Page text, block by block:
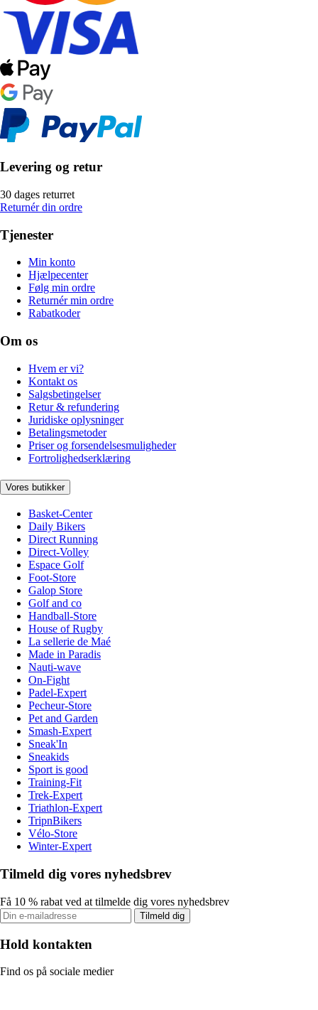
Levering og retur
30 dages returret
Returnér din ordre
Tjenester
Min konto
Hjælpecenter
Følg min ordre
Returnér min ordre
Rabatkoder
Om os
Hvem er vi?
Kontakt os
Salgsbetingelser
Retur & refundering
Juridiske oplysninger
Betalingsmetoder
Priser og forsendelsesmuligheder
Fortrolighedserklæring
Vores butikker
Basket-Center
Daily Bikers
Direct Running
Direct-Volley
Espace Golf
Foot-Store
Galop Store
Golf and co
Handball-Store
House of Rugby
La sellerie de Maé
Made in Paradis
Nauti-wave
On-Fight
Padel-Expert
Pecheur-Store
Pet and Garden
Smash-Expert
Sneak'In
Sneakids
Sport is good
Training-Fit
Trek-Expert
Triathlon-Expert
TripnBikers
Vélo-Store
Winter-Expert
Tilmeld dig vores nyhedsbrev
Få 10 % rabat ved at tilmelde dig vores nyhedsbrev
Tilmeld dig
Hold kontakten
Find os på sociale medier